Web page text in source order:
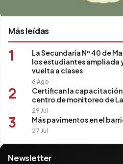
Más leídas
1
La Secundaria Nº 40 de
los estudiantes ampliada
vuelta a clases
6 Ago
2
Certifican la
centro de monitoreo de
29 Jul
3 Más pavimentos en el
27 Jul
Newsletter